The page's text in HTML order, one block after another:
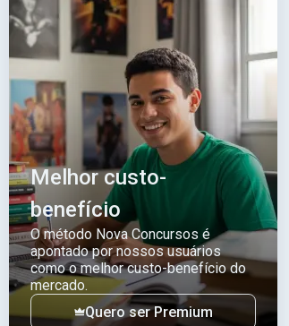
Melhor custo-
benefício
O método Nova Concursos é
apontado por nossos usuários
como o melhor custo-benefício do
mercado.
Quero ser Premium